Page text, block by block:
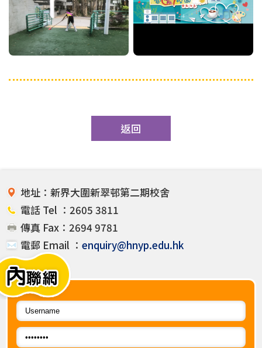
返回
地址：新界大圍新翠邨第二期校舍
電話 Tel ：2605 3811
傳真 Fax：2694 9781
電郵 Email ： enquiry@hnyp.edu.hk